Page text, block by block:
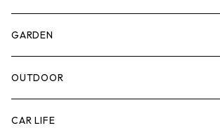
計測機器
腰袋・ツールホルスター
工具箱
5ガロンバケツ
キッチン
日用品
GARDEN
剪定ばさみ
ガーデンツール
OUTDOOR
スツール
CAR LIFE